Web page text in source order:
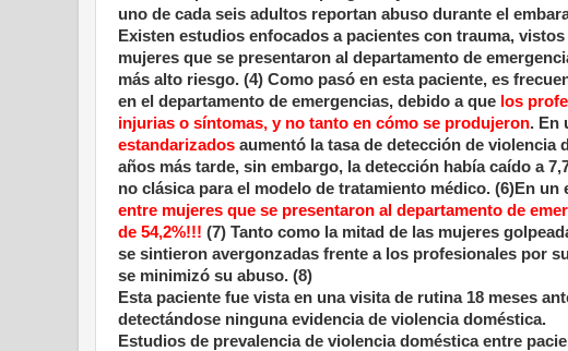
uno de cada seis adultos reportan abuso durante el
Existen estudios enfocados a pacientes con trauma,
mujeres que se presentaron al departamento de
más alto riesgo. (4) Como pasó en esta paciente, es
en el departamento de emergencias, debido a que los
injurias o síntomas, y no tanto en cómo se produjeron. En
estandarizados aumentó la tasa de detección de violencia
años más tarde, sin embargo, la detección había caído a
no clásica para el modelo de tratamiento médico. (6)En un
entre mujeres que se presentaron al departamento de
de 54,2%!!! (7) Tanto como la mitad de las mujeres
se sintieron avergonzadas frente a los profesionales por
se minimizó su abuso. (8)
Esta paciente fue vista en una visita de rutina 18 meses
detectándose ninguna evidencia de violencia doméstica.
Estudios de prevalencia de violencia doméstica entre